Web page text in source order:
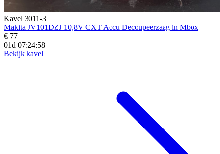
Kavel 3011-3
Makita JV101DZJ 10,8V CXT Accu Decoupeerzaag in Mbox
€ 77
01d 07:24:57
Bekijk kavel